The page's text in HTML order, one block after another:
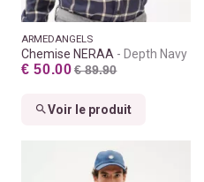
ARMEDANGELS
Chemise NERAA Depth Navy
€ 50.00 € 89.90
Voir le produit